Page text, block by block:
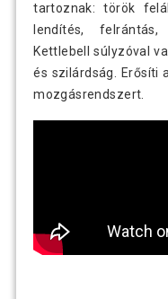
Gorilla
gumírozott
Gorilla
tartoznak: török
lendítés,
Kettlebell súlyzóval
és szilárdság. Erősíti
mozgásrendszert.